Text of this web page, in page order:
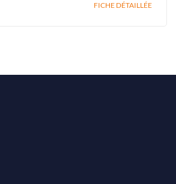
FICHE DÉTAILLÉE